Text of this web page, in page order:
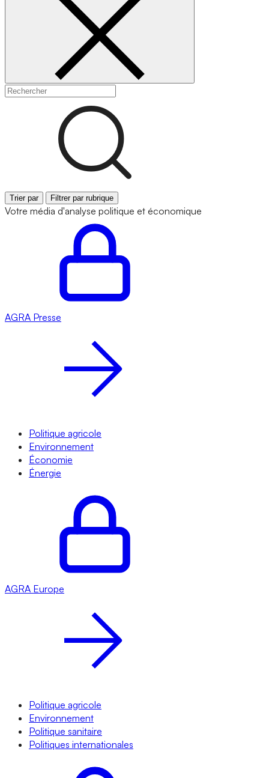
Trier par Filtrer par rubrique
Votre média d'analyse politique et économique
AGRA Presse
Politique agricole
Environnement
Économie
Énergie
AGRA Europe
Politique agricole
Environnement
Politique sanitaire
Politiques internationales